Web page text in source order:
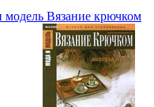
Вязание крючком